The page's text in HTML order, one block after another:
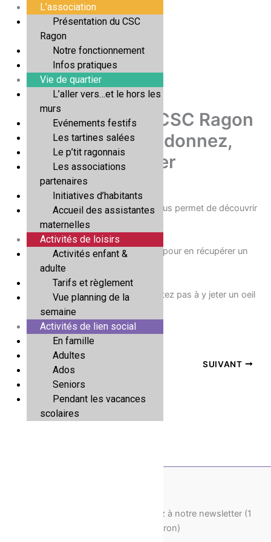
Boîte à livres au CSC Ragon
: prenez, lisez, donnez,
échanger
Adeline Serrand/
A l’entrée du CSC, la boîte à livres vous permet de découvrir
de nouveaux livres.
On y vient pour déposer un livre. Ou pour en récupérer un
nouveau.
A offrir ou pour se faire plaisir, n’hésitez pas à y jeter un oeil
PRÉCÉDENT SUIVANT
Pour recevoir nos actus, souscrivez à notre newsletter (1
fois par mois environ)
L’association
Présentation du CSC
Ragon
Notre fonctionnement
Infos pratiques
Vie de quartier
L’aller vers…et le hors les
murs
Evénements festifs
Les tartines salées
Le p’tit ragonnais
Les associations
partenaires
Initiatives d’habitants
Accueil des assistantes
maternelles
Activités de loisirs
Activités enfant &
adulte
Tarifs et règlement
Vue planning de la
semaine
Activités de lien social
En famille
Adultes
Ados
Seniors
Pendant les vacances
scolaires